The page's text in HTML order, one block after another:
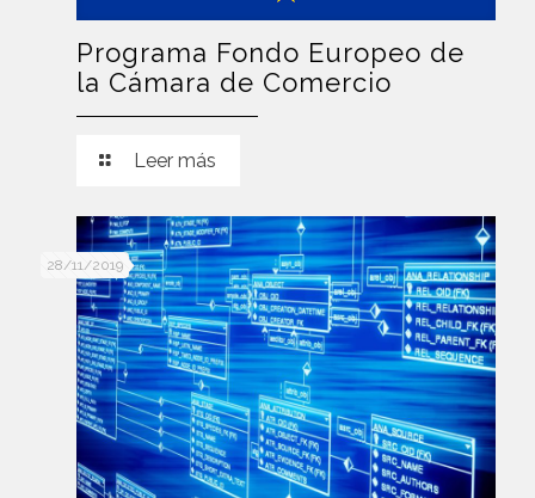
Programa Fondo Europeo de
la Cámara de Comercio
Leer más
28/11/2019